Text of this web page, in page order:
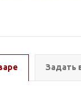
Задать